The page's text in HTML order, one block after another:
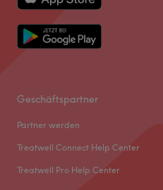
Geschäftspartner
Partner werden
Treatwell Connect Help Center
Treatwell Pro Help Center